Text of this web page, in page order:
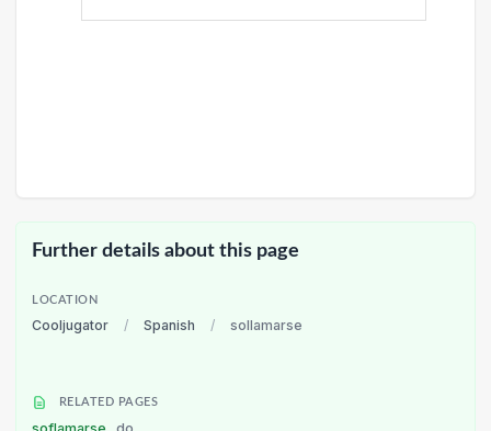
Further details about this page
LOCATION
Cooljugator / Spanish / sollamarse
RELATED PAGES